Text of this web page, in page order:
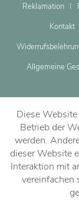
Dein
Jetzt
Reklamation
Kontakt
Allgemeine
Diese
Betrieb der
werden.
dieser Website
Interaktion mit
vereinfachen